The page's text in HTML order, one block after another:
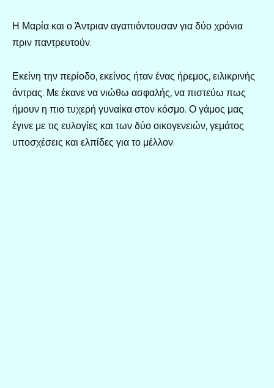
Η Μαρία και ο Άντριαν αγαπιόντουσαν για δύο χρόνια
πριν παντρευτούν.
Εκείνη την περίοδο, εκείνος ήταν ένας ήρεμος, ειλικρινής
άντρας. Με έκανε να νιώθω ασφαλής, να πιστεύω πως
ήμουν η πιο τυχερή γυναίκα στον κόσμο. Ο γάμος μας
έγινε με τις ευλογίες και των δύο οικογενειών, γεμάτος
υποσχέσεις και ελπίδες για το μέλλον.